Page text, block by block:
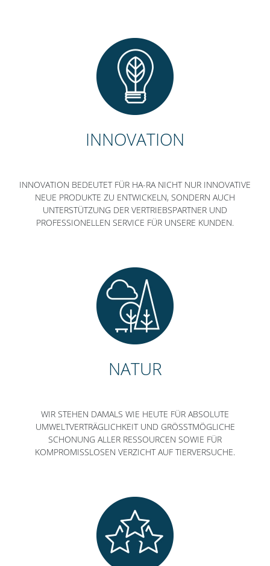
INNOVATION
INNOVATION BEDEUTET FÜR HA-RA NICHT NUR INNOVATIVE
NEUE PRODUKTE ZU ENTWICKELN, SONDERN AUCH
UNTERSTÜTZUNG DER VERTRIEBSPARTNER UND
PROFESSIONELLEN SERVICE FÜR UNSERE KUNDEN.
NATUR
WIR STEHEN DAMALS WIE HEUTE FÜR ABSOLUTE
UMWELTVERTRÄGLICHKEIT UND GRÖSSTMÖGLICHE S
CHONUNG ALLER RESSOURCEN SOWIE FÜR K
OMPROMISSLOSEN VERZICHT AUF TIERVERSUCHE.